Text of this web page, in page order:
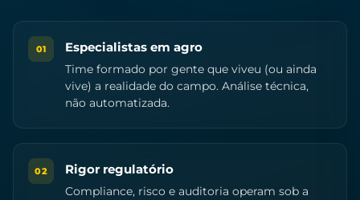
01 Especialistas em agro
Time formado por gente que viveu (ou ainda
vive) a realidade do campo. Análise técnica,
não automatizada.
02 Rigor regulatório
Compliance, risco e auditoria operam sob a